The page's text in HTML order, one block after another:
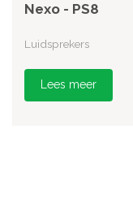
Nexo - PS8
Luidsprekers
Lees meer